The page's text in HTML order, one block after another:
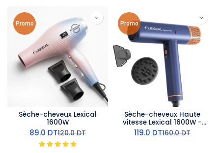
Promo
Sèche-cheveux Lexical
1600W
89.0 DT120.0DT
Promo
Sèche-cheveux Haute
vitesse Lexical 1600W -
Bleu
119.0 DT160.0DT